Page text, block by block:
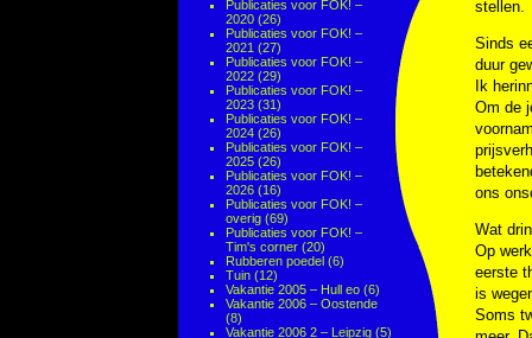
Publicaties voor FOK! –
2020 (26)
Publicaties voor FOK! –
2021 (27)
Publicaties voor FOK! –
2022 (29)
Publicaties voor FOK! –
2023 (31)
Publicaties voor FOK! –
2024 (26)
Publicaties voor FOK! –
2025 (26)
Publicaties voor FOK! –
2026 (16)
Publicaties voor FOK! –
overig (69)
Publicaties voor FOK! –
Tim's corner (20)
Rubberen poedel (6)
Tuin (12)
Vakantie 2005 – Hull eo (6)
Vakantie 2006 – Oostende
(8)
Vakantie 2006 2 – Leipzig (5)
stellen.
Sinds
duur
Ik
Om de
ons
Wat
Op
eerste
is
Soms